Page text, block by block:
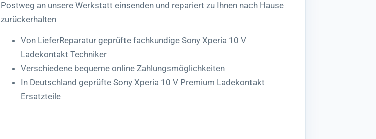
Postweg an unsere Werkstatt einsenden und repariert zu Ihnen nach Hause
zurückerhalten
Von LieferReparatur geprüfte fachkundige Sony Xperia 10 V
Ladekontakt Techniker
Verschiedene bequeme online Zahlungsmöglichkeiten
In Deutschland geprüfte Sony Xperia 10 V Premium Ladekontakt
Ersatzteile